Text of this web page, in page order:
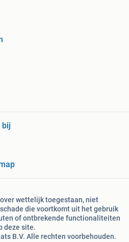
bij
wettelijk toegestaan, niet
die voortkomt uit het gebruik
of ontbrekende functionaliteiten
deze site.
B.V. Alle rechten voorbehouden.